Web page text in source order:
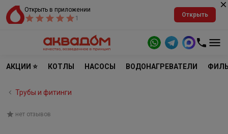
Открыть в приложении
1
Открыть
АКЦИИ ⭐ КОТЛЫ НАСОСЫ ВОДОНАГРЕВАТЕЛИ
Трубы и фитинги
нет отзывов